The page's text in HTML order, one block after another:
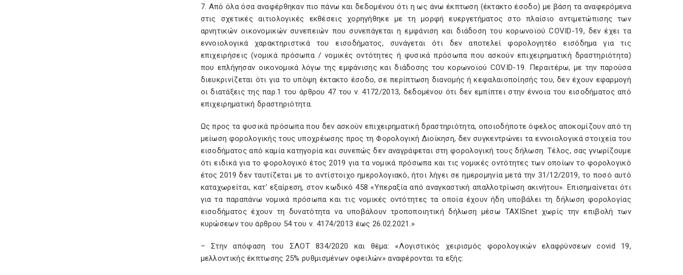
7. Από όλα όσα αναφέρθηκαν πιο πάνω και δεδομένου ότι η ως άνω έκπτωση (έκτακτο έσοδο) με βάση τα αναφερόμενα
στις σχετικές αιτιολογικές εκθέσεις χορηγήθηκε με τη μορφή ευεργετήματος στο πλαίσιο αντιμετώπισης των
αρνητικών οικονομικών συνεπειών που συνεπάγεται η εμφάνιση και διάδοση του κορωνοϊού COVID-19, δεν έχει τα
εννοιολογικά χαρακτηριστικά του εισοδήματος, συνάγεται ότι δεν αποτελεί φορολογητέο εισόδημα για τις
επιχειρήσεις (νομικά πρόσωπα / νομικές οντότητες ή φυσικά πρόσωπα που ασκούν επιχειρηματική δραστηριότητα)
που επλήγησαν οικονομικά λόγω της εμφάνισης και διάδοσης του κορωνοϊού COVID-19. Περαιτέρω, με την παρούσα
διευκρινίζεται ότι για το υπόψη έκτακτο έσοδο, σε περίπτωση διανομής ή κεφαλαιοποίησής του, δεν έχουν εφαρμογή
οι διατάξεις της παρ.1 του άρθρου 47 του ν. 4172/2013, δεδομένου ότι δεν εμπίπτει στην έννοια του εισοδήματος από
επιχειρηματική δραστηριότητα.
Ως προς τα φυσικά πρόσωπα που δεν ασκούν επιχειρηματική δραστηριότητα, οποιοδήποτε όφελος αποκομίζουν από τη
μείωση φορολογικής τους υποχρέωσης προς τη Φορολογική Διοίκηση, δεν συγκεντρώνει τα εννοιολογικά στοιχεία του
εισοδήματος από καμία κατηγορία και συνεπώς δεν αναγράφεται στη φορολογική τους δήλωση. Τέλος, σας γνωρίζουμε
ότι ειδικά για το φορολογικό έτος 2019 για τα νομικά πρόσωπα και τις νομικές οντότητες των οποίων το φορολογικό
έτος 2019 δεν ταυτίζεται με το αντίστοιχο ημερολογιακό, ήτοι λήγει σε ημερομηνία μετά την 31/12/2019, το ποσό αυτό
καταχωρείται, κατ’ εξαίρεση, στον κωδικό 458 «Υπεραξία από αναγκαστική απαλλοτρίωση ακινήτου». Επισημαίνεται ότι
για τα παραπάνω νομικά πρόσωπα και τις νομικές οντότητες τα οποία έχουν ήδη υποβάλει τη δήλωση φορολογίας
εισοδήματος έχουν τη δυνατότητα να υποβάλουν τροποποιητική δήλωση μέσω TAXISnet χωρίς την επιβολή των
κυρώσεων του άρθρου 54 του ν. 4174/2013 έως 26.02.2021.»
– Στην απόφαση του ΣΛΟΤ 834/2020 και θέμα: «Λογιστικός χειρισμός φορολογικών ελαφρύνσεων covid 19,
μελλοντικής έκπτωσης 25% ρυθμισμένων οφειλών» αναφέρονται τα εξής: